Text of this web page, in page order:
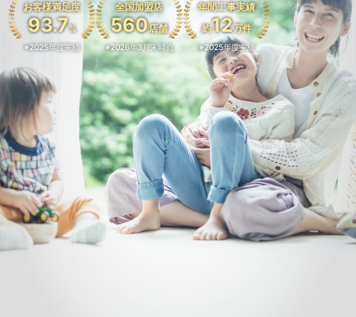
お客様満足度
93.7%
※2025年度実績
全国加盟店
560店舗
※2026年3月末時点
年間工事実績
約12万件
※2025年度実績